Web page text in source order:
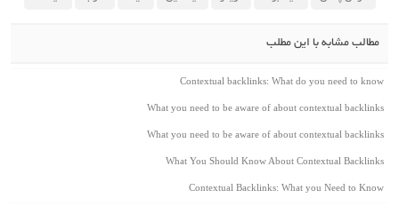
مطالب مشابه با این مطلب
Contextual backlinks: What do you need to know
What you need to be aware of about contextual backlinks
What you need to be aware of about contextual backlinks
What You Should Know About Contextual Backlinks
Contextual Backlinks: What you Need to Know